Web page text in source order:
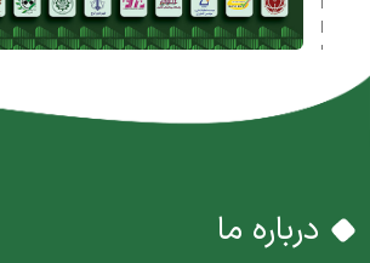
درباره ما